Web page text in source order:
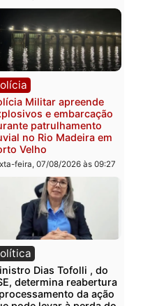
Polícia
Polícia Federal apreende
400 quilos de drogas e
prende motorista em RO
sexta-feira, 07/08/2026 às
Polícia
Polícia Civil deflagra
operação contra facção
criminosa que atacava
provedores de internet
Rondônia